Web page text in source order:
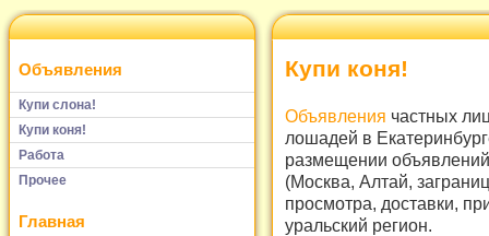
Объявления
Купи слона!
Купи коня!
Работа
Прочее
Главная
Купи коня!
Объявления частных
лошадей в
размещении
(Москва, Алтай,
просмотра, доставки,
уральский регион.